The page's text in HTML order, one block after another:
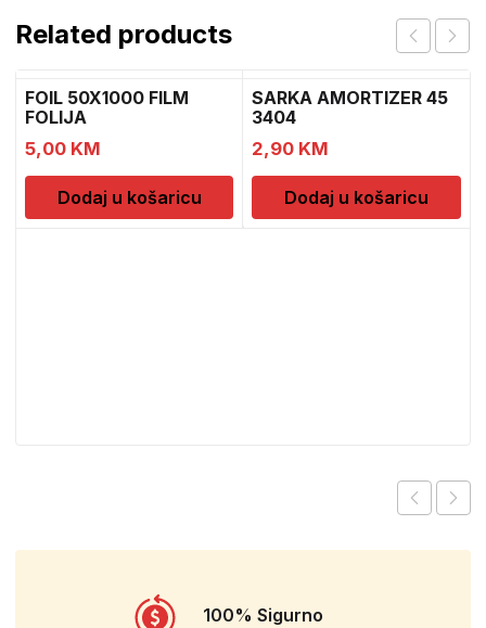
Related products
FOIL 50X1000 FILM
FOLIJA
5,00 KM
Dodaj u košaricu
SARKA AMORTIZER 45
3404
2,90 KM
Dodaj u košaricu
100% Sigurno